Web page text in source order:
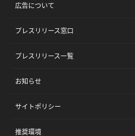
広告について
プレスリリース窓口
プレスリリース一覧
お知らせ
サイトポリシー
推奨環境